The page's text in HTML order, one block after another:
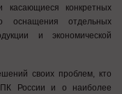
конкретных
оснащения отдельных
и экономической
своих проблем, кто
России и о наиболее